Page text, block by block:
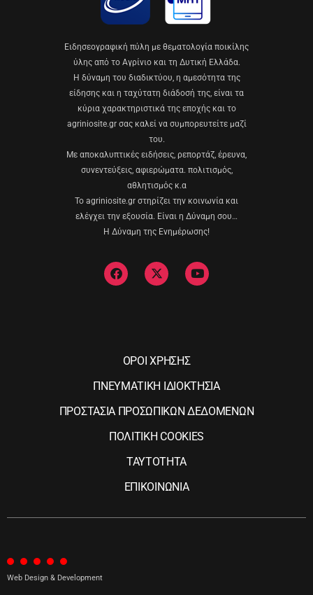
Eιδησεογραφική πύλη με θεματολογία ποικίλης
ύλης από το Αγρίνιο και τη Δυτική Ελλάδα.
Η δύναμη του διαδικτύου, η αμεσότητα της
είδησης και η ταχύτατη διάδοσή της, είναι τα
κύρια χαρακτηριστικά της εποχής και το
agriniosite.gr σας καλεί να συμπορευτείτε μαζί
του.
Με αποκαλυπτικές ειδήσεις, ρεπορτάζ, έρευνα,
συνεντεύξεις, αφιερώματα. πολιτισμός,
αθλητισμός κ.α
Το agriniosite.gr στηρίζει την κοινωνία και
ελέγχει την εξουσία. Είναι η Δύναμη σου…
Η Δύναμη της Ενημέρωσης!
ΟΡΟΙ ΧΡΗΣΗΣ
ΠΝΕΥΜΑΤΙΚΗ ΙΔΙΟΚΤΗΣΙΑ
ΠΡΟΣΤΑΣΙΑ ΠΡΟΣΩΠΙΚΩΝ ΔΕΔΟΜΕΝΩΝ
ΠΟΛΙΤΙΚΗ COOKIES
ΤΑΥΤΟΤΗΤΑ
ΕΠΙΚΟΙΝΩΝΙΑ
Web Design & Development